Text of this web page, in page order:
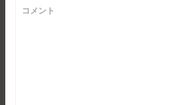
コメント